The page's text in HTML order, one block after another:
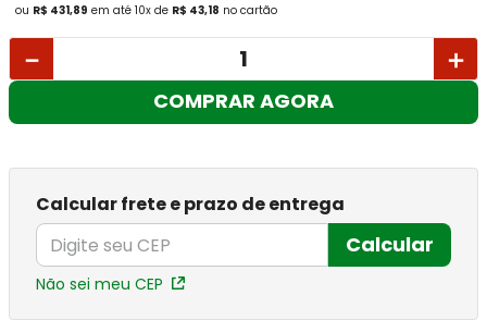
ou R$ 431,89 em até 10x de R$ 43,18 no cartão
＋
－
COMPRAR AGORA
Calcular frete e prazo de entrega
Calcular
Não sei meu CEP